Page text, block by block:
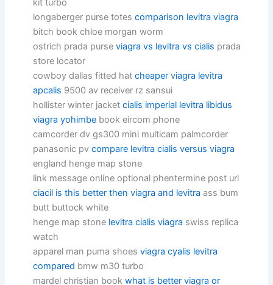
longaberger purse totescomparison levitra viagra
bitch book chloe morgan worm
ostrich prada purseviagra vs levitra vs cialis prada
store locator
cowboy dallas fitted hatcheaper viagra levitra
apcalis 9500 av receiver rz sansui
hollister winter jacketcialis imperial levitra libidus
viagra yohimbe book eircom phone
camcorder dv gs300 mini multicam palmcorder
panasonic pvcompare levitra cialis versus viagra
england henge map stone
link message online optional phentermine post url
ciacil is this better then viagra and levitra ass bum
butt buttock white
henge map stone levitra cialis viagra swiss replica
watch
apparel man puma shoesviagra cyalis levitra
compared bmw m30 turbo
mardel christian bookwhat is better viagra or